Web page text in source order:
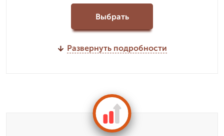
Выбрать
Развернуть подробности